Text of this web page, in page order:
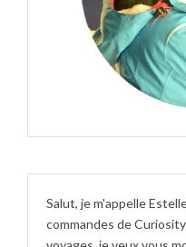
Salut, je m'appelle
commandes de